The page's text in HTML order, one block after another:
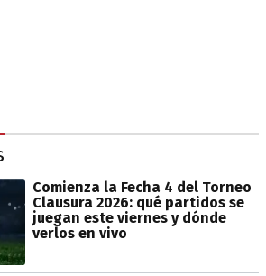
Comienza la Fecha 4 del Torneo
Clausura 2026: qué partidos se
juegan este viernes y dónde
verlos en vivo